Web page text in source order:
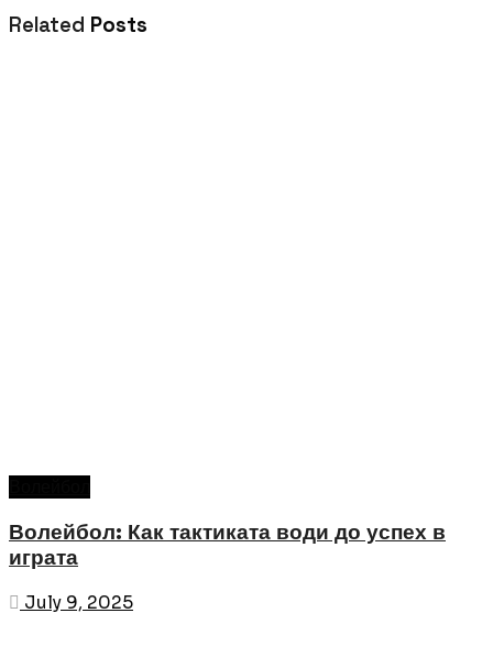
Related Posts
Волейбол: Как тактиката води до успех в
играта
July 9, 2025